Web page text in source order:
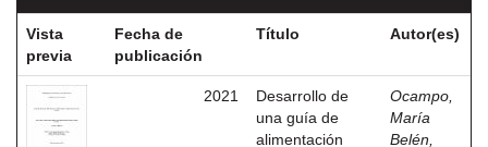
Vista
previa
Fecha de
publicación
Título Autor(es)
2021
Desarrollo de
una guía de
alimentación
Ocampo,
María
Belén,